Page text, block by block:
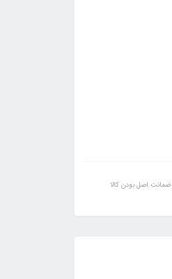
ضمانت اصل بودن کالا